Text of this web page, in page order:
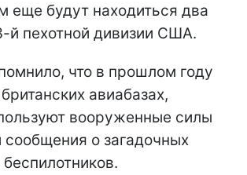
еще будут находиться два
й пехотной дивизии США.
что в прошлом году
авиабазах,
вооруженные силы
о загадочных